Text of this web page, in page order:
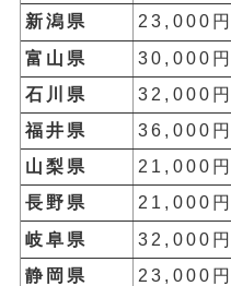
新潟県
23,000円
富山県
30,000円
石川県
32,000円
福井県
36,000円
山梨県
21,000円
長野県
21,000円
岐阜県
32,000円
静岡県
23,000円